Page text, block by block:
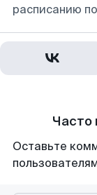
расписанию
Часто
Оставьте